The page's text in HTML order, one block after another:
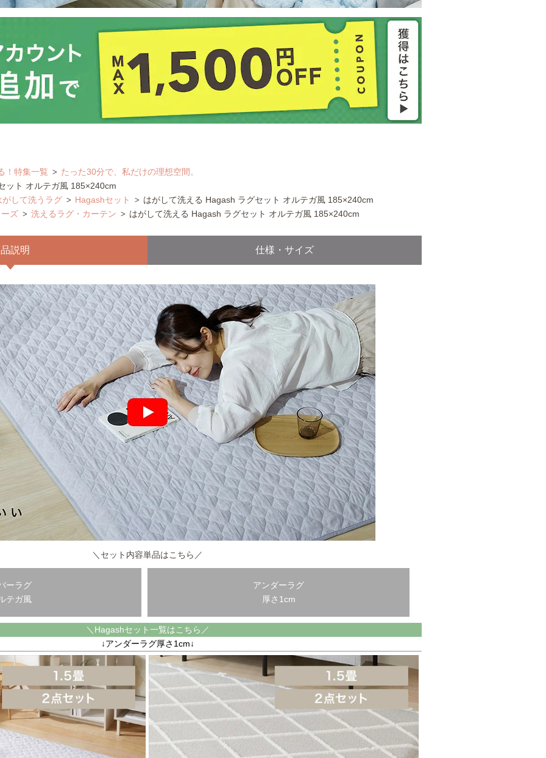
！特集一覧
たった30分で、私だけの理想空間。
ット オルテガ風 185×240cm
して洗うラグ
Hagashセット
はがして洗える Hagash ラグセット オルテガ風 185×240cm
ズ
洗えるラグ・カーテン はがして洗える Hagash ラグセット オルテガ風 185×240cm
説明 仕様・サイズ
＼セット内容単品はこちら／
ーラグ
テガ風
アンダーラグ
厚さ1cm
＼Hagashセット一覧はこちら／
↓アンダーラグ厚さ1cm↓